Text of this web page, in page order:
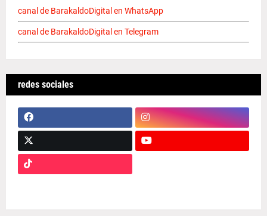
canal de BarakaldoDigital en WhatsApp
canal de BarakaldoDigital en Telegram
redes sociales